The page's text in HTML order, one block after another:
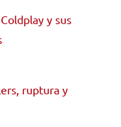
y sus
ruptura y